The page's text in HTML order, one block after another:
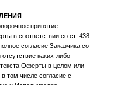
принятие
в соответствии со ст. 438
согласие Заказчика со
каких-либо
Оферты в целом или
том числе согласие с